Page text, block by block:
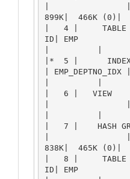
|                |
899K|  466K (0)|
|   4 |     TABLE
ID| EMP
|*  5 |      INDEX
|
|   6 |   VIEW
|
|   7 |    HASH
|                |
838K|  465K (0)|
|   8 |     TABLE
ID| EMP